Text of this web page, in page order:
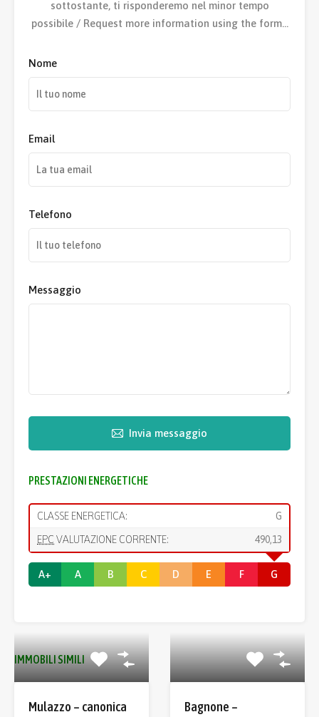
sottostante, ti risponderemo nel minor tempo
possibile / Request more information using the form…
Nome
Email
Telefono
Messaggio
Invia messaggio
PRESTAZIONI ENERGETICHE
CLASSE ENERGETICA: G
EPC VALUTAZIONE CORRENTE: 490,13
A+ A B C D E F G
IMMOBILI SIMILI
Mulazzo – canonica
Bagnone –